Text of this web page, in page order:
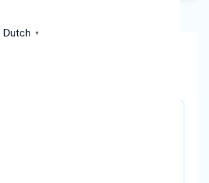
Dutch ▼
C.C.
Blåtand
der Veldenweg 1A, Numansdorp
praktijk